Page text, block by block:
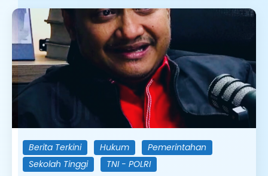
Berita Terkini Hukum
Pemerintahan
Sekolah Tinggi
TNI - POLRI